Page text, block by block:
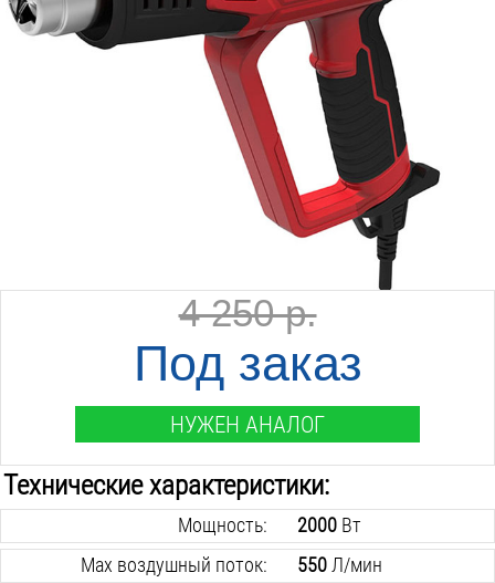
4 250 р.
Под заказ
НУЖЕН АНАЛОГ
Технические характеристики:
Мощность: 2000Вт
Max воздушный поток:
550Л/мин